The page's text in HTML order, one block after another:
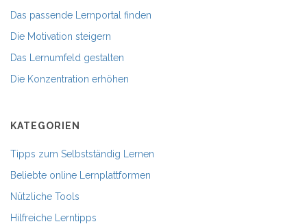
Das passende Lernportal finden
Die Motivation steigern
Das Lernumfeld gestalten
Die Konzentration erhöhen
KATEGORIEN
Tipps zum Selbstständig Lernen
Beliebte online Lernplattformen
Nützliche Tools
Hilfreiche Lerntipps